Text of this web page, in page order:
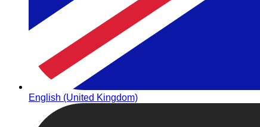
English (United Kingdom)